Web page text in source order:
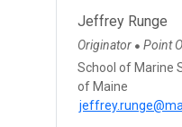
Jeffrey Runge
Originator ● Point
School of Marine
of Maine